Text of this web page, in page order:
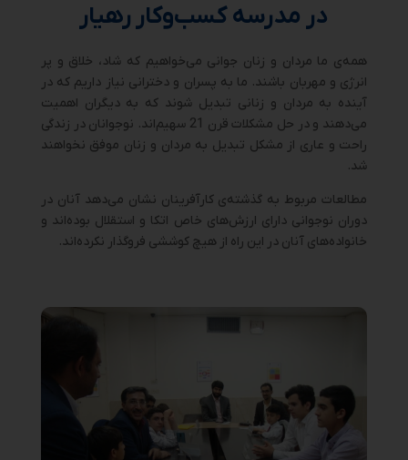
در مدرسه کسب‌و‌کار رهیار
همه‌ی ما مردان و زنان جوانی می‌خواهیم که شاد،‌ خلاق و پر
انرژی و مهربان باشند. ما به پسران و دخترانی نیاز داریم که در
آینده به مردان و زنانی تبدیل شوند که به دیگران اهمیت
می‌دهند و در حل مشکلات قرن 21 سهیم‌اند. نوجوانان در زندگی
راحت و عاری از مشکل تبدیل به مردان و زنان موفق نخواهند
شد.
مطالعات مربوط به گذشته‌ی کارآفرینان نشان می‌دهد آنان در
دوران نوجوانی دارای ارزش‌های خاص اتکا و استقلال بوده‌اند و
خانواده‌های آنان در این راه از هیچ کوششی فروگذار نکرده‌اند.